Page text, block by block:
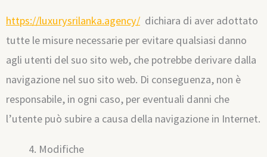
https://luxurysrilanka.agency/ dichiara di aver adottato
tutte le misure necessarie per evitare qualsiasi danno
agli utenti del suo sito web, che potrebbe derivare dalla
navigazione nel suo sito web. Di conseguenza, non è
responsabile, in ogni caso, per eventuali danni che
l’utente può subire a causa della navigazione in Internet.
Modifiche